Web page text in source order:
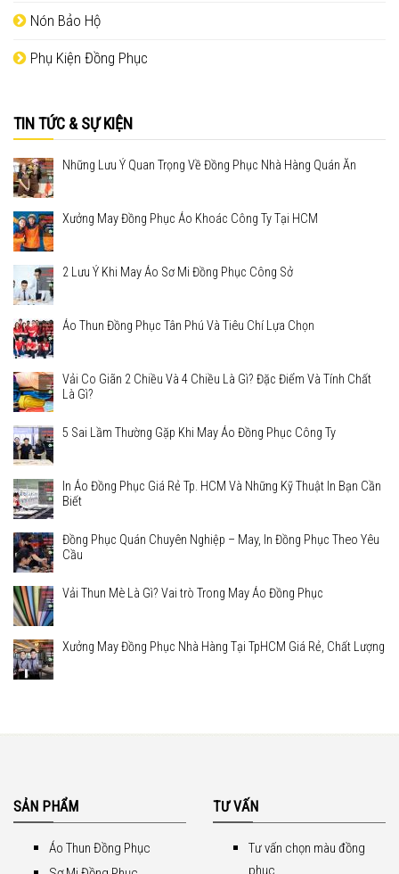
Nón Bảo Hộ
Phụ Kiện Đồng Phục
TIN TỨC & SỰ KIỆN
Những Lưu Ý Quan Trọng Về Đồng Phục Nhà Hàng Quán Ăn
Xưởng May Đồng Phục Áo Khoác Công Ty Tại HCM
2 Lưu Ý Khi May Áo Sơ Mi Đồng Phục Công Sở
Áo Thun Đồng Phục Tân Phú Và Tiêu Chí Lựa Chọn
Vải Co Giãn 2 Chiều Và 4 Chiều Là Gì? Đặc Điểm Và Tính Chất
Là Gì?
5 Sai Lầm Thường Gặp Khi May Áo Đồng Phục Công Ty
In Áo Đồng Phục Giá Rẻ Tp. HCM Và Những Kỹ Thuật In Bạn Cần
Biết
Đồng Phục Quán Chuyên Nghiệp – May, In Đồng Phục Theo Yêu
Cầu
Vải Thun Mè Là Gì? Vai trò Trong May Áo Đồng Phục
Xưởng May Đồng Phục Nhà Hàng Tại TpHCM Giá Rẻ, Chất Lượng
SẢN PHẨM
Áo Thun Đồng Phục
TƯ VẤN
Tư vấn chọn màu đồng
phục